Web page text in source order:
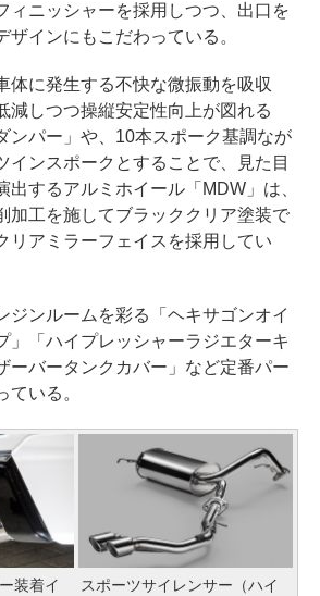
ィニッシャーを採用しつつ、出口を
ザインにもこだわっている。
に発生する不快な微振動を吸収
減しつつ操縦安定性向上が図れる
ンパー」や、10本スポーク基調なが
インスポークとすることで、見た目
出するアルミホイール「MDW」は、
加工を施してブラッククリア塗装で
リアミラーフェイスを採用してい
ンルームを彩る「ヘキサゴンオイ
」「ハイプレッシャーラジエターキ
ーバータンクカバー」など定番パー
ている。
装着イ
スポーツサイレンサー（ハイ